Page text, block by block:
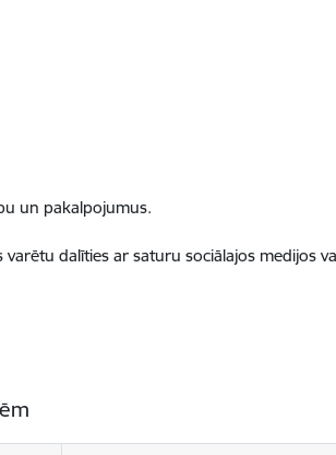
un pakalpojumus.
dalīties ar saturu sociālajos medijos